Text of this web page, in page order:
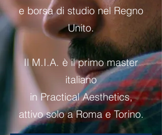
e borsa di studio nel Regno
Unito.
Il M.I.A. è il primo master
italiano
in Practical Aesthetics,
attivo solo a Roma e Torino.